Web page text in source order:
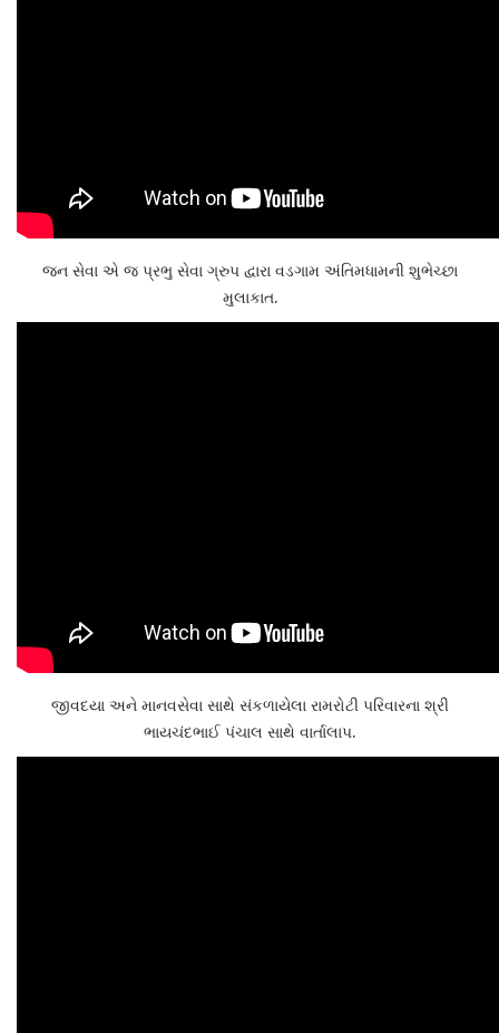
જન સેવા એ જ પ્રભુ સેવા ગ્રુપ દ્વારા વડગામ અંતિમધામની શુભેચ્છા
મુલાકાત.
જીવદયા અને માનવસેવા સાથે સંકળાયેલા રામરોટી પરિવારના શ્રી
ભાયચંદભાઈ પંચાલ સાથે વાર્તાલાપ.